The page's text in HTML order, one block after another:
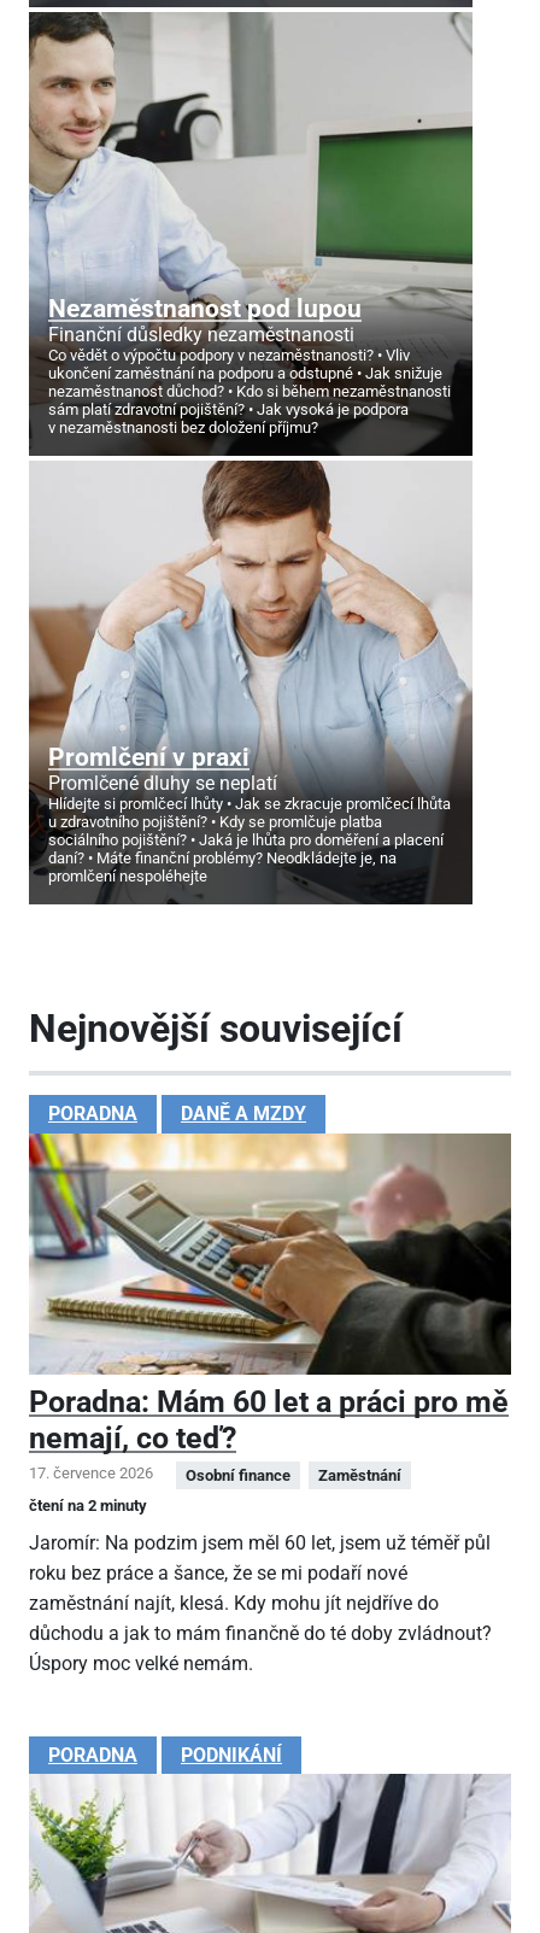
Nezaměstnanost pod lupou
Finanční důsledky nezaměstnanosti
Co vědět o výpočtu podpory v nezaměstnanosti?
Vliv
ukončení zaměstnání na podporu a odstupné
Jak snižuje
nezaměstnanost důchod?
Kdo si během nezaměstnanosti
sám platí zdravotní pojištění?
Jak vysoká je podpora
v nezaměstnanosti bez doložení příjmu?
Promlčení v praxi
Promlčené dluhy se neplatí
Hlídejte si promlčecí lhůty
Jak se zkracuje promlčecí lhůta
u zdravotního pojištění?
Kdy se promlčuje platba
sociálního pojištění?
Jaká je lhůta pro doměření a placení
daní?
Máte finanční problémy? Neodkládejte je, na
promlčení nespoléhejte
Nejnovější související
PORADNA DANĚ A MZDY
Poradna: Mám 60 let a práci pro mě
nemají, co teď?
17. července 2026 Osobní finance
Zaměstnání
čtení na 2 minuty
Jaromír: Na podzim jsem měl 60 let, jsem už téměř půl
roku bez práce a šance, že se mi podaří nové
zaměstnání najít, klesá. Kdy mohu jít nejdříve do
důchodu a jak to mám finančně do té doby zvládnout?
Úspory moc velké nemám.
PORADNA PODNIKÁNÍ